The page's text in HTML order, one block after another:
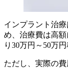
インプラント治
め、治療費は高
り30万円～50万
ただし、実際の